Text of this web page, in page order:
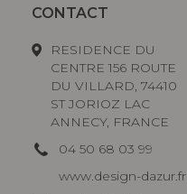
CONTACT
RESIDENCE DU
CENTRE 156 ROUTE
DU VILLARD, 74410
ST JORIOZ LAC
ANNECY, FRANCE
04 50 68 03 99
www.design-dazur.fr